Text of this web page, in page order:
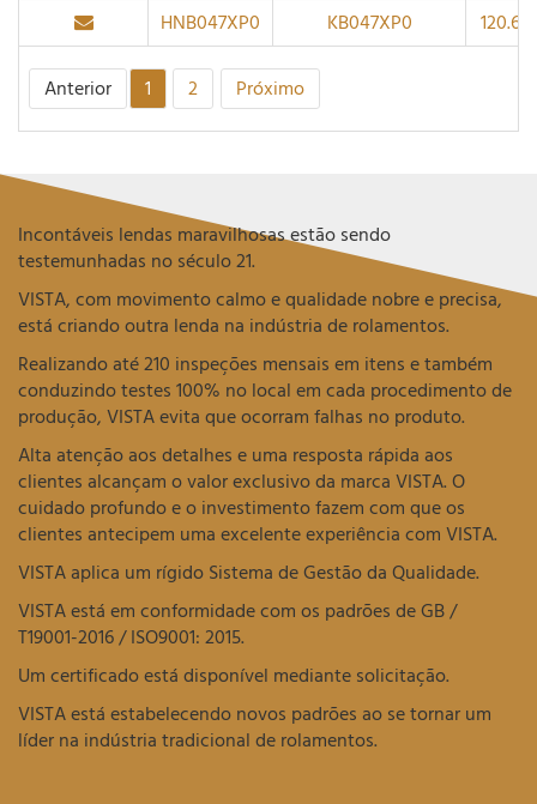
HNB047XP0
KB047XP0 120.65
Anterior 1 2 Próximo
Incontáveis lendas maravilhosas estão sendo
testemunhadas no século 21.
VISTA, com movimento calmo e qualidade nobre e precisa,
está criando outra lenda na indústria de rolamentos.
Realizando até 210 inspeções mensais em itens e também
conduzindo testes 100% no local em cada procedimento de
produção, VISTA evita que ocorram falhas no produto.
Alta atenção aos detalhes e uma resposta rápida aos
clientes alcançam o valor exclusivo da marca VISTA. O
cuidado profundo e o investimento fazem com que os
clientes antecipem uma excelente experiência com VISTA.
VISTA aplica um rígido Sistema de Gestão da Qualidade.
VISTA está em conformidade com os padrões de GB /
T19001-2016 / ISO9001: 2015.
Um certificado está disponível mediante solicitação.
VISTA está estabelecendo novos padrões ao se tornar um
líder na indústria tradicional de rolamentos.